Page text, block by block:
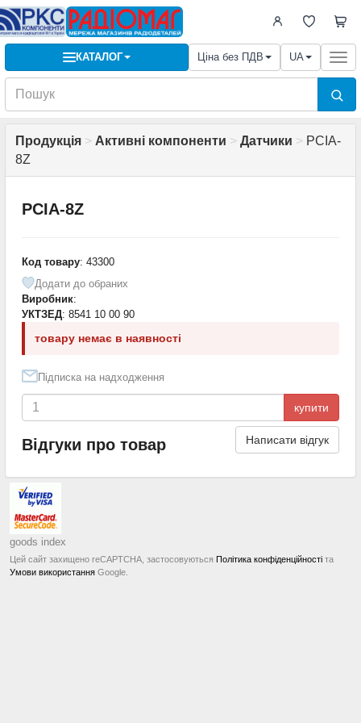
КАТАЛОГ Ціна без ПДВ UA
Продукція > Активні компоненти > Датчики > PCIA-
8Z
PCIA-8Z
Код товару: 43300
Додати до обраних
Виробник:
УКТЗЕД: 8541 10 00 90
товару немає в наявності
Підписка на надходження
купити
Відгуки про товар Написати відгук
goods index
Цей сайт захищено reCAPTCHA, застосовуються Політика конфіденційності та
Умови використання Google.